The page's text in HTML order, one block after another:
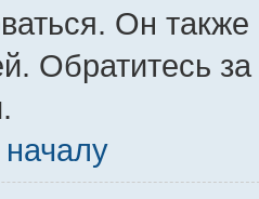
Он
Обратитесь